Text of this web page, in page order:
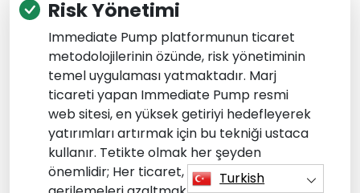
Risk Yönetimi
Immediate Pump platformunun ticaret
metodolojilerinin özünde, risk yönetiminin
temel uygulaması yatmaktadır. Marj
ticareti yapan Immediate Pump resmi
web sitesi, en yüksek getiriyi hedefleyerek
yatırımları artırmak için bu tekniği ustaca
kullanır. Tetikte olmak her şeyden
önemlidir; Her ticaret, potansiyel finansal
Turkish